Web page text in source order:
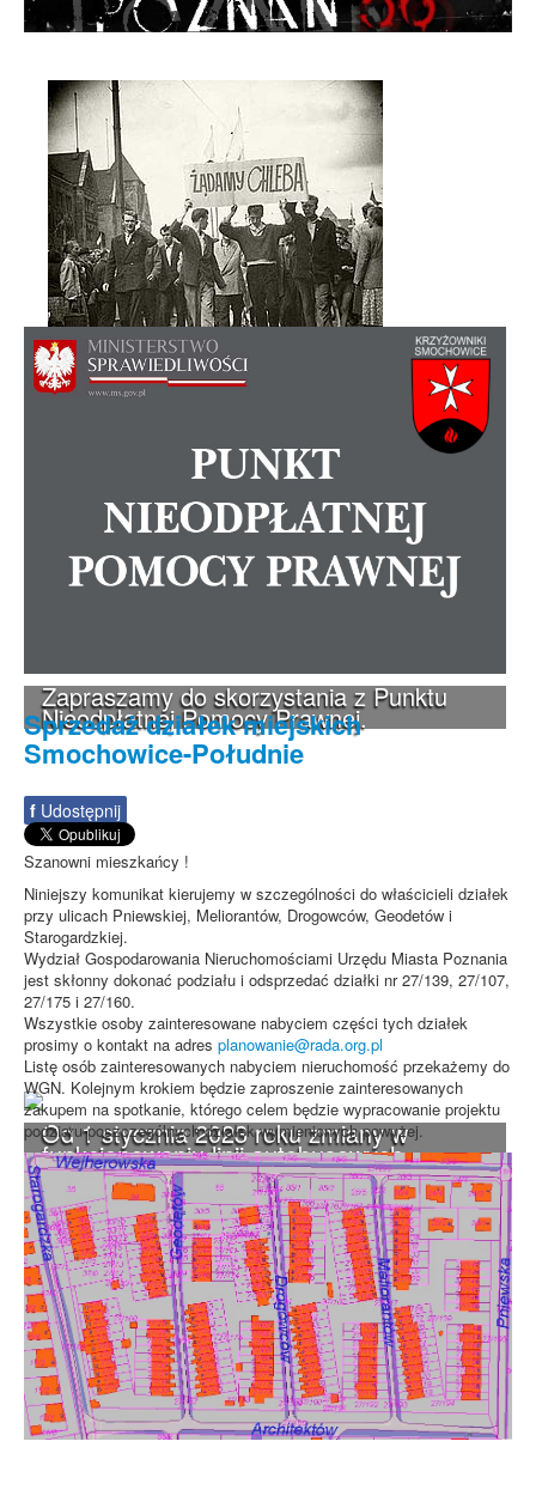
Zapraszamy do skorzystania z Punktu
Nieodpłatnej Pomocy Prawnej.
Od 1 stycznia 2023 roku zmiany w
funkcjonowaniu linii autobusowych
kursujących na Krzyżowniki-Smochowice
Sprzedaż działek miejskich
Smochowice-Południe
f Udostępnij
Szanowni mieszkańcy !
Niniejszy komunikat kierujemy w szczególności do właścicieli działek
przy ulicach Pniewskiej, Meliorantów, Drogowców, Geodetów i
Starogardzkiej.
Wydział Gospodarowania Nieruchomościami Urzędu Miasta Poznania
jest skłonny dokonać podziału i odsprzedać działki nr 27/139, 27/107,
27/175 i 27/160.
Wszystkie osoby zainteresowane nabyciem części tych działek
prosimy o kontakt na adres planowanie@rada.org.pl
Listę osób zainteresowanych nabyciem nieruchomość przekażemy do
WGN. Kolejnym krokiem będzie zaproszenie zainteresowanych
zakupem na spotkanie, którego celem będzie wypracowanie projektu
podziału poszczególnych działek wymienionych powyżej.